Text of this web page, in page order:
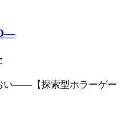
い――【探索型ホラーゲー